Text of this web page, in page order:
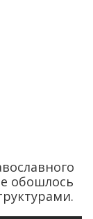
обошлось